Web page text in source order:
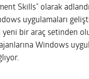
Skills” olarak
uygulamaları
yeni bir araç setinden
Windows